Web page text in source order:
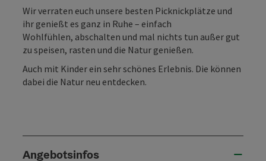
Wir verraten euch unsere besten Picknickplätze und
ihr genießt es ganz in Ruhe – einfach
Wohlfühlen, abschalten und mal nichts tun außer gut
zu speisen, rasten und die Natur genießen.
Auch mit Kinder ein sehr schönes Erlebnis. Die können
dabei die Natur neu entdecken.
Angebotsinfos